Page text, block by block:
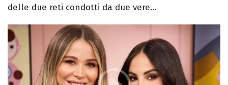
delle due reti condotti da due vere...